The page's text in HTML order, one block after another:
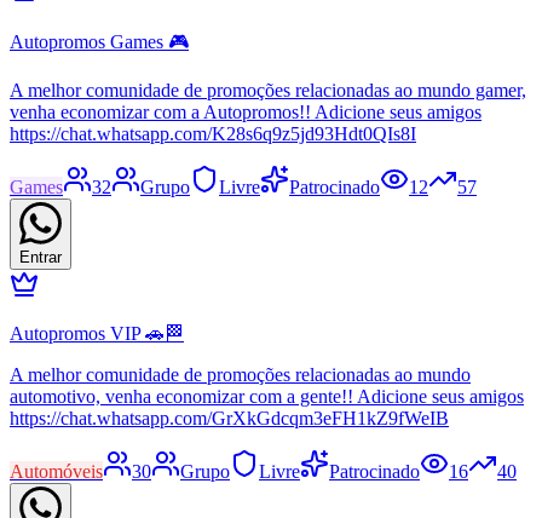
Autopromos Games 🎮
A melhor comunidade de promoções relacionadas ao mundo gamer,
venha economizar com a Autopromos!! Adicione seus amigos
https://chat.whatsapp.com/K28s6q9z5jd93Hdt0QIs8I
Games 32 Grupo Livre Patrocinado 12 57
Entrar
Autopromos VIP 🚗🏁
A melhor comunidade de promoções relacionadas ao mundo
automotivo, venha economizar com a gente!! Adicione seus amigos
https://chat.whatsapp.com/GrXkGdcqm3eFH1kZ9fWeIB
Automóveis 30 Grupo Livre Patrocinado 16 40